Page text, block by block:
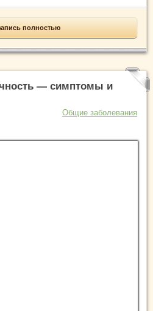
полностью
— симптомы и
Общие заболевания